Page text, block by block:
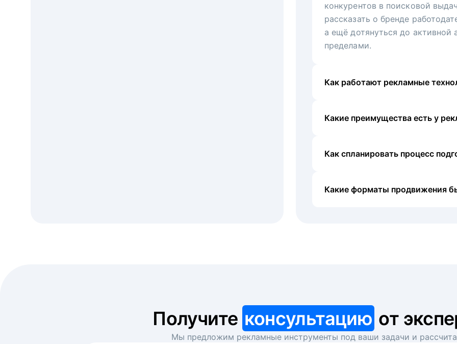
конкурентов в поисковой
рассказать о бренде
а ещё дотянуться до активной
пределами.
Как работают рекламные
Какие преимущества есть у
Как спланировать процесс
Какие форматы продвижения
Получите консультацию от
Мы предложим рекламные инструменты под ваши задачи и